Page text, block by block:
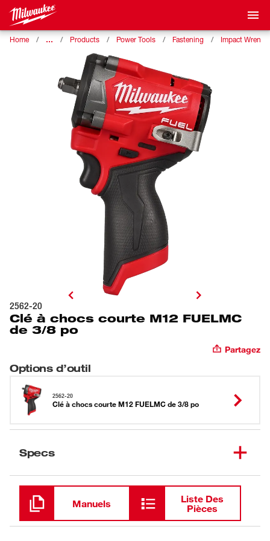
Home … Products Power Tools Fastening Impact
2562-20
Clé à chocs courte M12 FUELMC
de 3/8 po
Partagez
Options d’outil
2562-20
Clé à chocs courte M12 FUELMC de 3/8 po
Specs
Chargement
Manuels
Liste Des
Pièces